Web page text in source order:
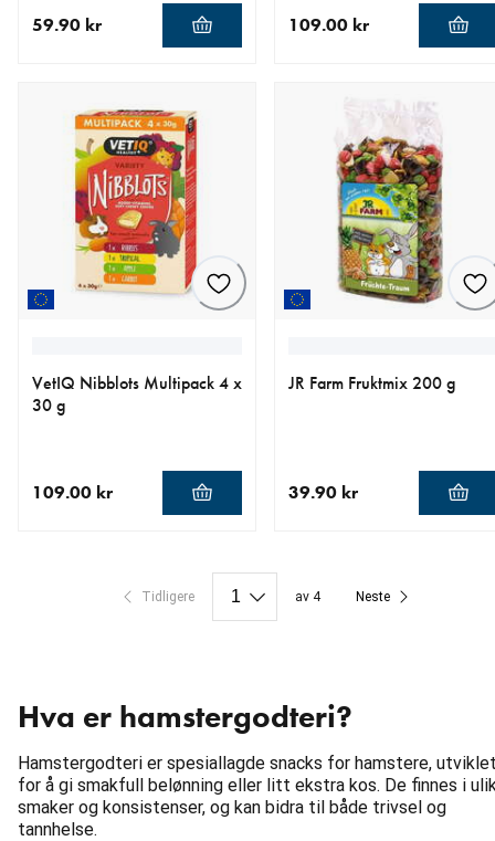
59.90 kr 109.00 kr
VetIQ Nibblots Multipack 4 x
30 g
109.00 kr
JR Farm Fruktmix 200 g
39.90 kr
Tidligere av 4 Neste
Hva er hamstergodteri?
Hamstergodteri er spesiallagde snacks for hamstere,
for å gi smakfull belønning eller litt ekstra kos. De finnes i
smaker og konsistenser, og kan bidra til både trivsel og
tannhelse.